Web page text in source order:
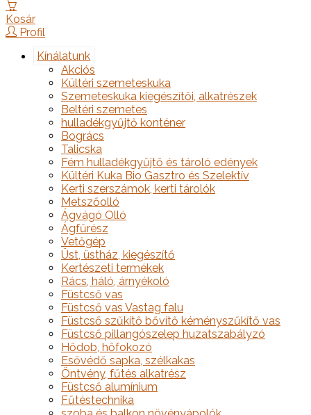
Kosár
Profil
Kínálatunk
Akciós
Kültéri szemeteskuka
Szemeteskuka kiegészítői, alkatrészek
Beltéri szemetes
hulladékgyűjtő konténer
Bogrács
Talicska
Fém hulladékgyűjtő és tároló edények
Kültéri Kuka Bio Gasztro és Szelektív
Kerti szerszámok, kerti tárolók
Metszőolló
Ágvágó Olló
Ágfűrész
Vetőgép
Üst, üstház, kiegészítő
Kertészeti termékek
Rács, háló, árnyékoló
Füstcső vas
Füstcső vas Vastag falu
Füstcső szűkítő bővítő kéményszűkítő vas
Füstcső pillangószelep huzatszabályzó
Hődob, hőfokozó
Esővédő sapka, szélkakas
Öntvény, fűtés alkatrész
Füstcső alumínium
Fűtéstechnika